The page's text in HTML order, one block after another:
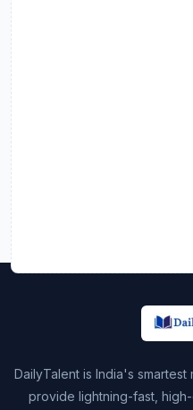
DailyTalent is India's
provide lightning-fast,